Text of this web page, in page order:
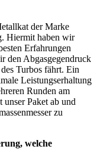
der Marke
Hiermit haben wir
Erfahrungen
den Abgasgegendruck
Turbos fährt. Ein
Leistungserhaltung
Runden am
Paket ab und
zu
welche